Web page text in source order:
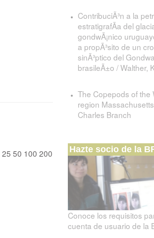
25 50 100 200
ContribuciÃ³n a la
estratigrafÃ­a del
gondwÃ¡nico
a propÃ³sito de un
sinÃ³ptico del
brasileÃ±o / Walther,
The Copepods of the
region
Charles Branch
Hazte socio de la
Conoce los requisitos
cuenta de usuario de la